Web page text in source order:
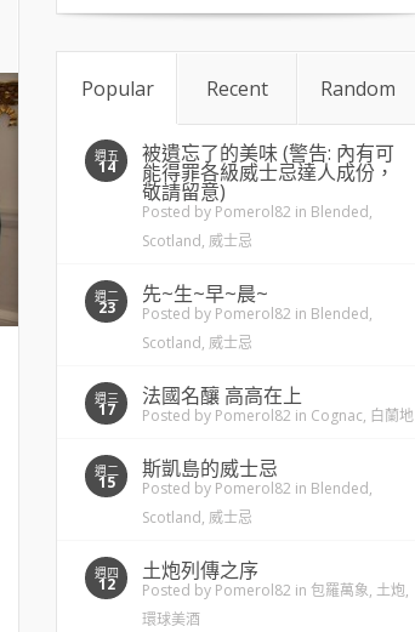
Popular Recent Random
週五
14
被遺忘了的美味 (警告: 內有可
能得罪各級威士忌達人成份，
敬請留意)
Posted by Pomerol82 in Blended,
Scotland, 威士忌
週二
23
先~生~早~晨~
Posted by Pomerol82 in Blended,
Scotland, 威士忌
週三
17
法國名釀 高高在上
Posted by Pomerol82 in Cognac, 白蘭地
週二
15
斯凱島的威士忌
Posted by Pomerol82 in Blended,
Scotland, 威士忌
週四
12
土炮列傳之序
Posted by Pomerol82 in 包羅萬象, 土炮,
環球美酒